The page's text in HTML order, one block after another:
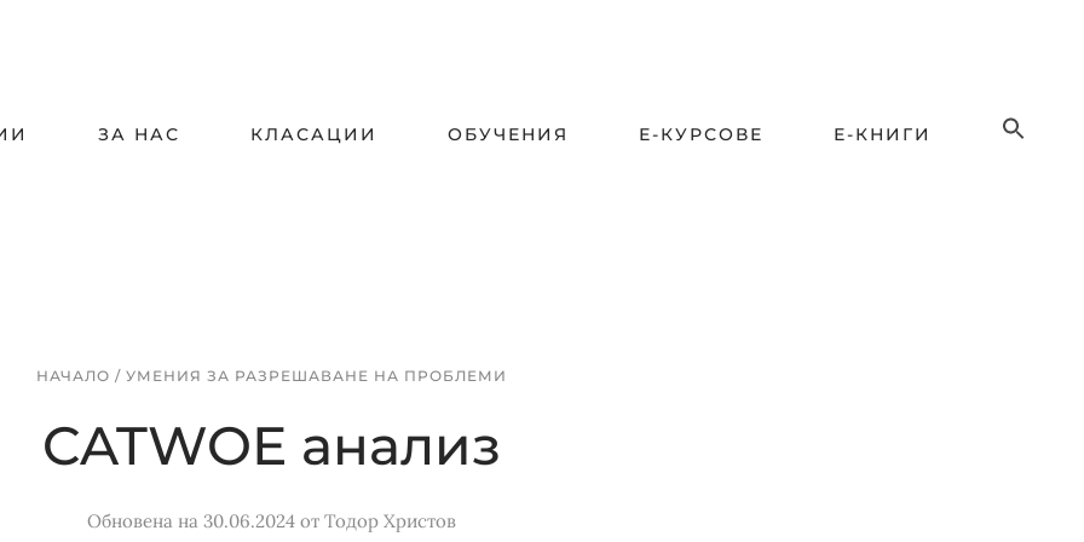
ЗА НАС КЛАСАЦИИ ОБУЧЕНИЯ Е-КУРСОВЕ Е-КНИГИ
НАЧАЛО / УМЕНИЯ ЗА РАЗРЕШАВАНЕ НА ПРОБЛЕМИ
CATWOE анализ
Обновена на 30.06.2024от Тодор Христов